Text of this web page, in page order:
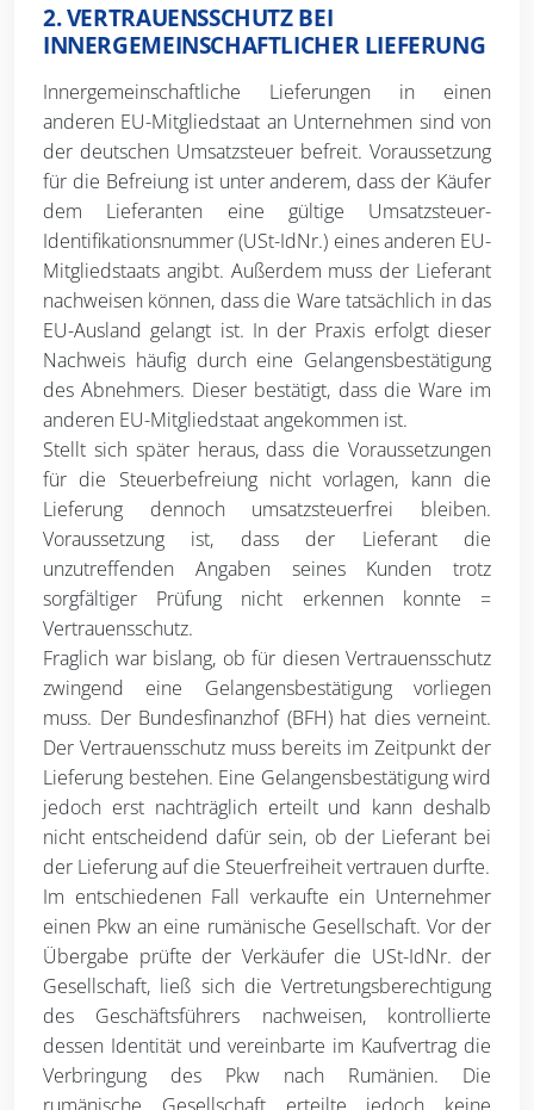
2. VERTRAUENSSCHUTZ BEI
INNERGEMEINSCHAFTLICHER LIEFERUNG
Innergemeinschaftliche Lieferungen in einen
anderen EU-Mitgliedstaat an Unternehmen sind von
der deutschen Umsatzsteuer befreit. Voraussetzung
für die Befreiung ist unter anderem, dass der Käufer
dem Lieferanten eine gültige Umsatzsteuer-
Identifikationsnummer (USt-IdNr.) eines anderen EU-
Mitgliedstaats angibt. Außerdem muss der Lieferant
nachweisen können, dass die Ware tatsächlich in das
EU-Ausland gelangt ist. In der Praxis erfolgt dieser
Nachweis häufig durch eine Gelangensbestätigung
des Abnehmers. Dieser bestätigt, dass die Ware im
anderen EU-Mitgliedstaat angekommen ist.
Stellt sich später heraus, dass die Voraussetzungen
für die Steuerbefreiung nicht vorlagen, kann die
Lieferung dennoch umsatzsteuerfrei bleiben.
Voraussetzung ist, dass der Lieferant die
unzutreffenden Angaben seines Kunden trotz
sorgfältiger Prüfung nicht erkennen konnte =
Vertrauensschutz.
Fraglich war bislang, ob für diesen Vertrauensschutz
zwingend eine Gelangensbestätigung vorliegen
muss. Der Bundesfinanzhof (BFH) hat dies verneint.
Der Vertrauensschutz muss bereits im Zeitpunkt der
Lieferung bestehen. Eine Gelangensbestätigung wird
jedoch erst nachträglich erteilt und kann deshalb
nicht entscheidend dafür sein, ob der Lieferant bei
der Lieferung auf die Steuerfreiheit vertrauen durfte.
Im entschiedenen Fall verkaufte ein Unternehmer
einen Pkw an eine rumänische Gesellschaft. Vor der
Übergabe prüfte der Verkäufer die USt-IdNr. der
Gesellschaft, ließ sich die Vertretungsberechtigung
des Geschäftsführers nachweisen, kontrollierte
dessen Identität und vereinbarte im Kaufvertrag die
Verbringung des Pkw nach Rumänien. Die